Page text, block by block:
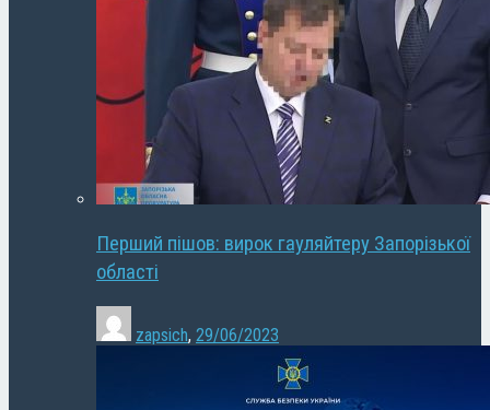
Перший пішов: вирок гауляйтеру Запорізької
області
zapsich, 29/06/2023